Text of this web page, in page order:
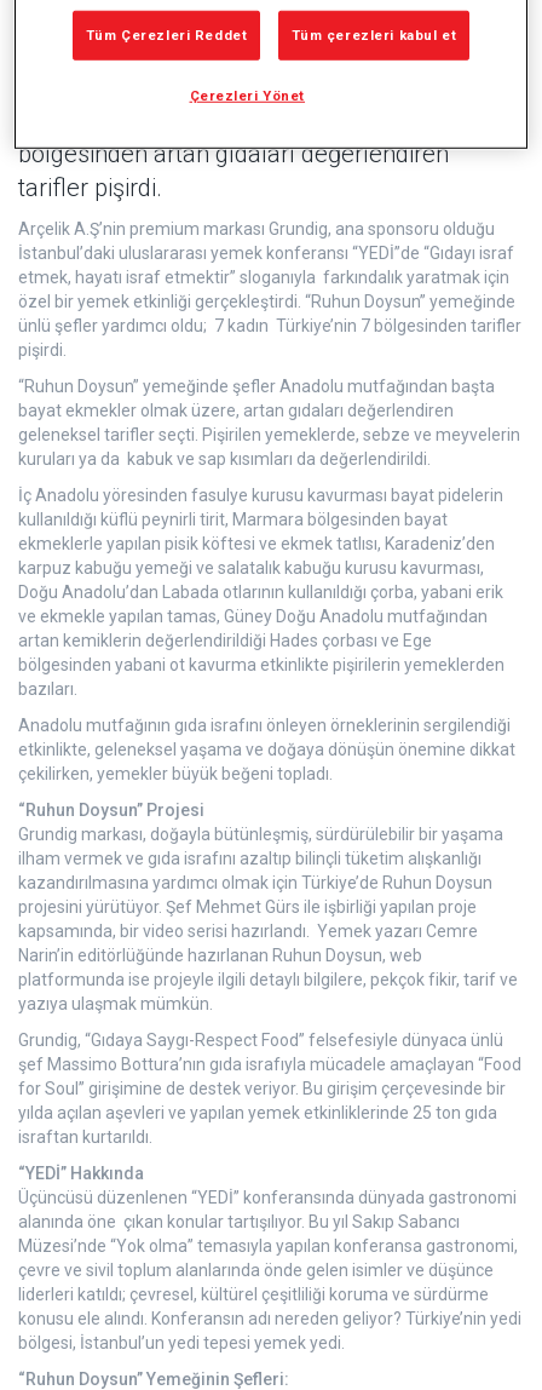
başlatan Grundig markası, ana sponsoru
olduğu uluslararası yemek konferansı “YEDİ”de
bir yemek etkinliği düzenledi. “Ruhun Doysun”
bölgesinden artan gıdaları değerlendiren
tarifler pişirdi.
Arçelik A.Ş’nin premium markası Grundig, ana sponsoru olduğu
İstanbul’daki uluslararası yemek konferansı “YEDİ”de “Gıdayı israf
etmek, hayatı israf etmektir” sloganıyla farkındalık yaratmak için
özel bir yemek etkinliği gerçekleştirdi. “Ruhun Doysun” yemeğinde
ünlü şefler yardımcı oldu; 7 kadın Türkiye’nin 7 bölgesinden tarifler
pişirdi.
“Ruhun Doysun” yemeğinde şefler Anadolu mutfağından başta
bayat ekmekler olmak üzere, artan gıdaları değerlendiren
geleneksel tarifler seçti. Pişirilen yemeklerde, sebze ve meyvelerin
kuruları ya da kabuk ve sap kısımları da değerlendirildi.
İç Anadolu yöresinden fasulye kurusu kavurması bayat pidelerin
kullanıldığı küflü peynirli tirit, Marmara bölgesinden bayat
ekmeklerle yapılan pisik köftesi ve ekmek tatlısı, Karadeniz’den
karpuz kabuğu yemeği ve salatalık kabuğu kurusu kavurması,
Doğu Anadolu’dan Labada otlarının kullanıldığı çorba, yabani erik
ve ekmekle yapılan tamas, Güney Doğu Anadolu mutfağından
artan kemiklerin değerlendirildiği Hades çorbası ve Ege
bölgesinden yabani ot kavurma etkinlikte pişirilerin yemeklerden
bazıları.
Anadolu mutfağının gıda israfını önleyen örneklerinin sergilendiği
etkinlikte, geleneksel yaşama ve doğaya dönüşün önemine dikkat
çekilirken, yemekler büyük beğeni topladı.
“Ruhun Doysun” Projesi
Grundig markası, doğayla bütünleşmiş, sürdürülebilir bir yaşama
ilham vermek ve gıda israfını azaltıp bilinçli tüketim alışkanlığı
kazandırılmasına yardımcı olmak için Türkiye’de Ruhun Doysun
projesini yürütüyor. Şef Mehmet Gürs ile işbirliği yapılan proje
kapsamında, bir video serisi hazırlandı. Yemek yazarı Cemre
Narin’in editörlüğünde hazırlanan Ruhun Doysun, web
platformunda ise projeyle ilgili detaylı bilgilere, pekçok fikir, tarif ve
yazıya ulaşmak mümkün.
Grundig, “Gıdaya Saygı-Respect Food” felsefesiyle dünyaca ünlü
şef Massimo Bottura’nın gıda israfıyla mücadele amaçlayan “Food
for Soul” girişimine de destek veriyor. Bu girişim çerçevesinde bir
yılda açılan aşevleri ve yapılan yemek etkinliklerinde 25 ton gıda
israftan kurtarıldı.
“YEDİ” Hakkında
Üçüncüsü düzenlenen “YEDİ” konferansında dünyada gastronomi
alanında öne çıkan konular tartışılıyor. Bu yıl Sakıp Sabancı
Müzesi’nde “Yok olma” temasıyla yapılan konferansa gastronomi,
çevre ve sivil toplum alanlarında önde gelen isimler ve düşünce
liderleri katıldı; çevresel, kültürel çeşitliliği koruma ve sürdürme
konusu ele alındı. Konferansın adı nereden geliyor? Türkiye’nin yedi
bölgesi, İstanbul’un yedi tepesi yemek yedi.
“Ruhun Doysun” Yemeğinin Şefleri:
Tüm Çerezleri Reddet Tüm çerezleri kabul et
Çerezleri Yönet